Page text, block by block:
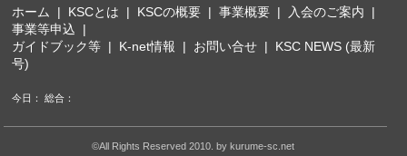
ホーム | KSCとは | KSCの概要 |事業概要 | 入会のご案内 |
事業等申込 |
ガイドブック等 | K-net情報 | お問い合せ | KSC NEWS (最新
号)
今日： 総合：
©All Rights Reserved 2010. by kurume-sc.net